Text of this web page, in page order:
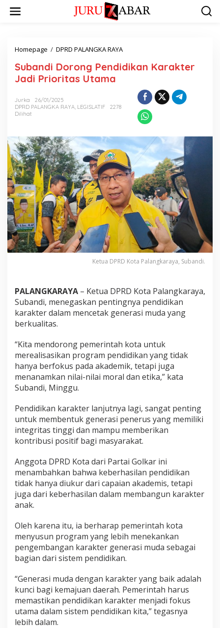
Homepage / DPRD PALANGKA RAYA
Subandi Dorong Pendidikan Karakter
Jadi Prioritas Utama
Jurka
26/01/2025
DPRD PALANGKA RAYA, LEGISLATIF
2278
Dilihat
Ketua DPRD Kota Palangkaraya, Subandi.
PALANGKARAYA – Ketua DPRD Kota Palangkaraya,
Subandi, menegaskan pentingnya pendidikan
karakter dalam mencetak generasi muda yang
berkualitas.
“Kita mendorong pemerintah kota untuk
merealisasikan program pendidikan yang tidak
hanya berfokus pada akademik, tetapi juga
menanamkan nilai-nilai moral dan etika,” kata
Subandi, Minggu.
Pendidikan karakter lanjutnya lagi, sangat penting
untuk membentuk generasi penerus yang memiliki
integritas tinggi dan mampu memberikan
kontribusi positif bagi masyarakat.
Anggota DPRD Kota dari Partai Golkar ini
menambahkan bahwa keberhasilan pendidikan
tidak hanya diukur dari capaian akademis, tetapi
juga dari keberhasilan dalam membangun karakter
anak.
Oleh karena itu, ia berharap pemerintah kota
menyusun program yang lebih menekankan
pengembangan karakter generasi muda sebagai
bagian dari sistem pendidikan.
“Generasi muda dengan karakter yang baik adalah
kunci bagi kemajuan daerah. Pemerintah harus
memastikan pendidikan karakter menjadi fokus
utama dalam sistem pendidikan kita,” tegasnya
lebih dalam.